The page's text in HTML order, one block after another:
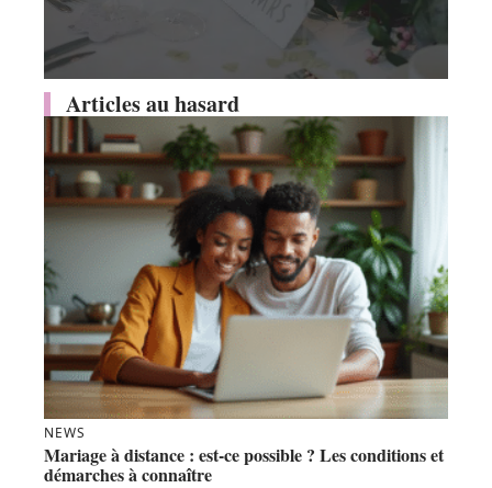
Articles au hasard
NEWS
Mariage à distance : est-ce possible ? Les conditions et
démarches à connaître